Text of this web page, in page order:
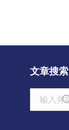
文章搜索
Search: